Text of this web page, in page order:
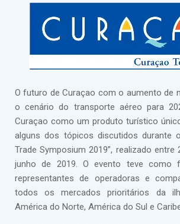
O futuro de Curaçao com o aumento de
o cenário do transporte aéreo para
Curaçao como um produto turístico
alguns dos tópicos discutidos durante
Trade Symposium 2019”, realizado
junho de 2019. O evento teve como
representantes de operadoras e
todos os mercados prioritários da
América do Norte, América do Sul e